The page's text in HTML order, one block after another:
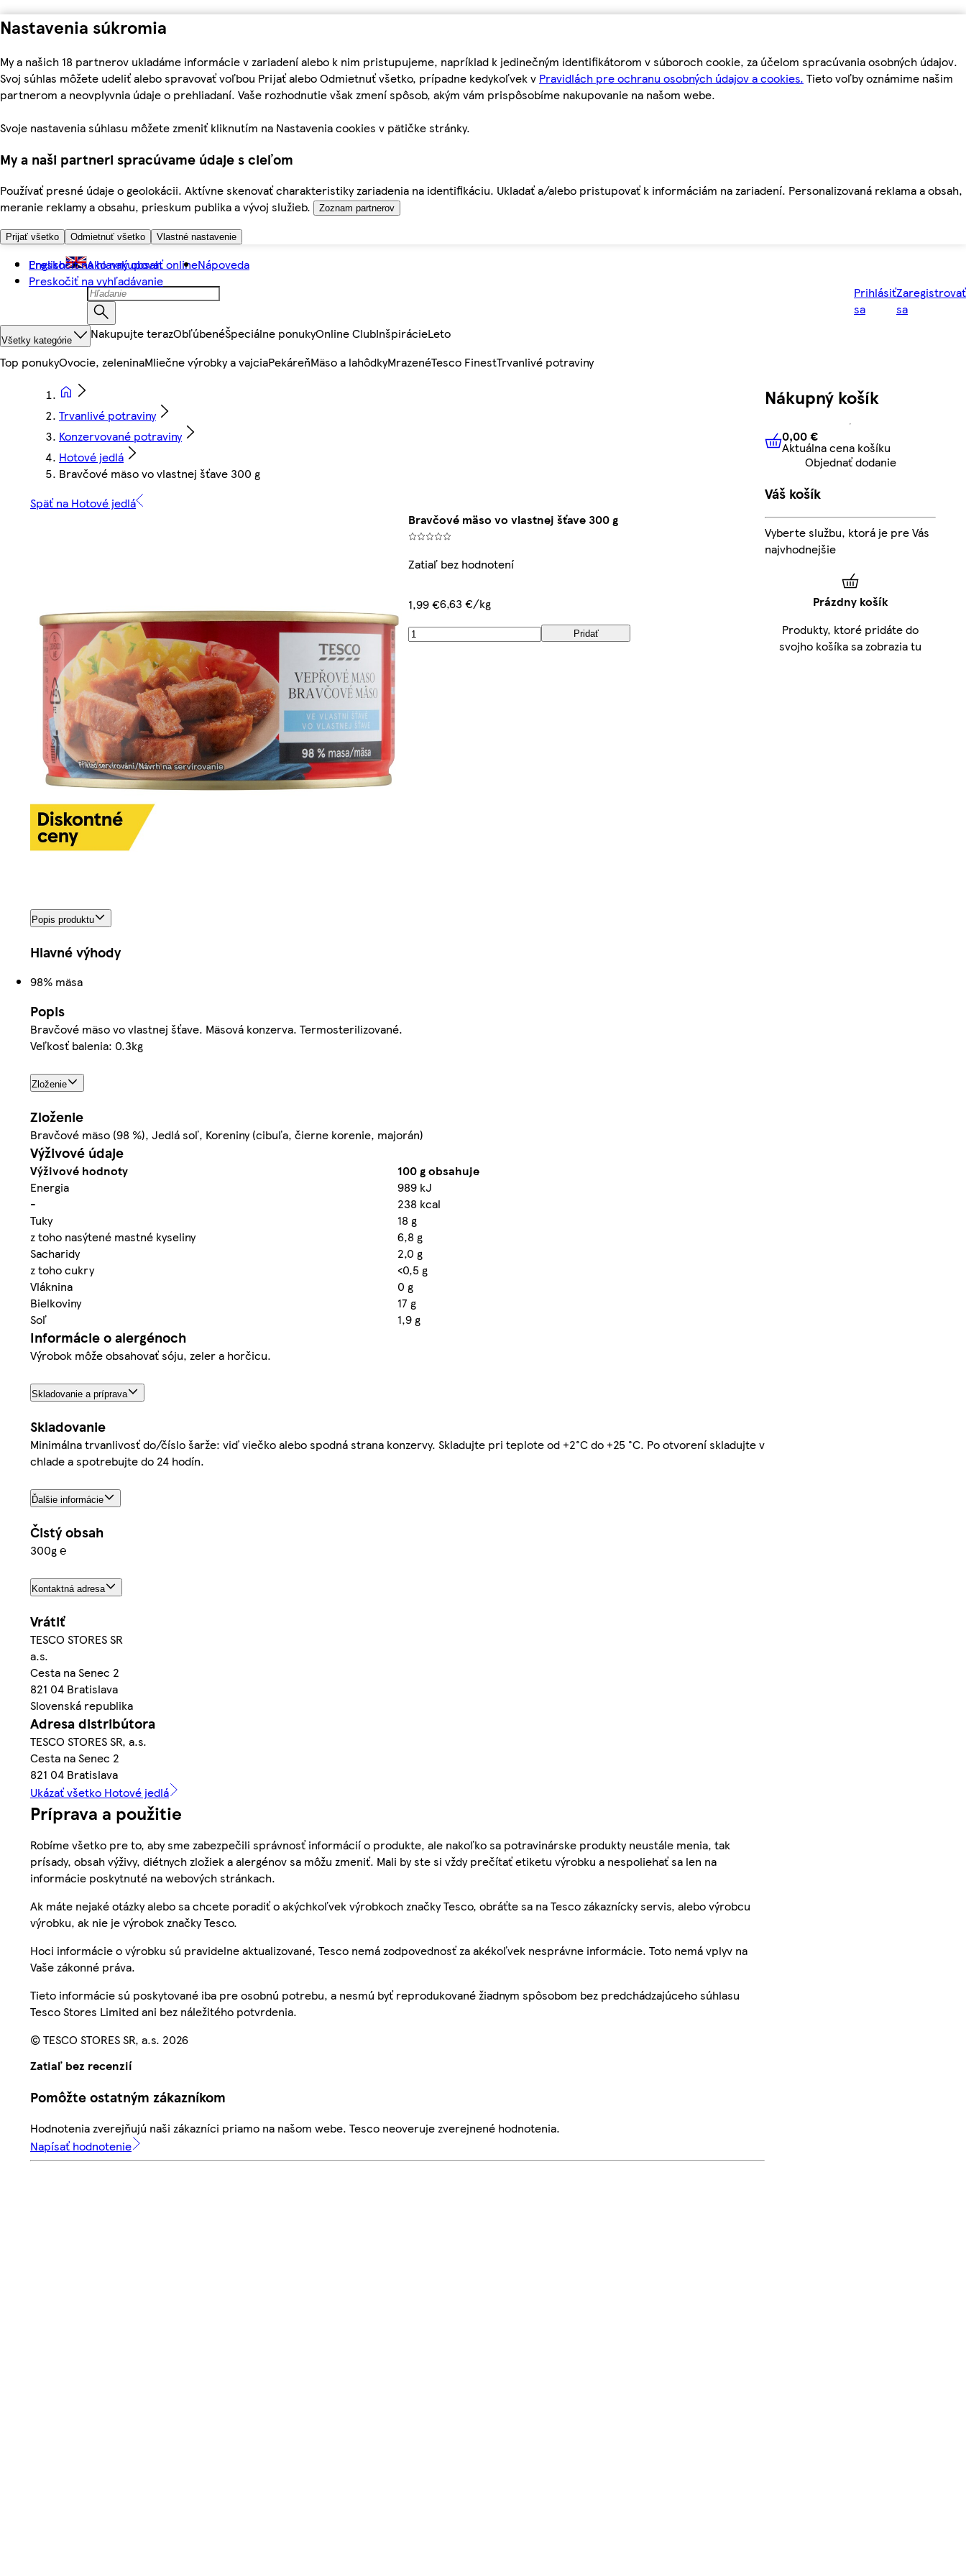
Nastavenia súkromia
My a našich 18 partnerov ukladáme informácie v zariadení alebo k nim pristupujeme, napríklad k jedinečným identifikátorom v súboroch cookie, za účelom spracúvania osobných údajov.
Svoj súhlas môžete udeliť alebo spravovať voľbou Prijať alebo Odmietnuť všetko, prípadne kedykoľvek v Pravidlách pre ochranu osobných údajov a cookies. Tieto voľby oznámime našim
partnerom a neovplyvnia údaje o prehliadaní. Vaše rozhodnutie však zmení spôsob, akým vám prispôsobíme nakupovanie na našom webe.
Svoje nastavenia súhlasu môžete zmeniť kliknutím na Nastavenia cookies v pätičke stránky.
My a naši partneri spracúvame údaje s cieľom
Používať presné údaje o geolokácii. Aktívne skenovať charakteristiky zariadenia na identifikáciu. Ukladať a/alebo pristupovať k informáciám na zariadení. Personalizovaná reklama a obsah,
meranie reklamy a obsahu, prieskum publika a vývoj služieb.
Zoznam partnerov
Prijať všetko Odmietnuť všetko Vlastné nastavenie
Preskočiť na hlavný obsah
Preskočiť na vyhľadávanie
English Ako nakupovať onlineNápoveda
Prihlásiť
sa
Zaregistrovať
sa
Všetky kategórie Nakupujte terazObľúbenéŠpeciálne ponukyOnline ClubInšpirácieLeto
Top ponukyOvocie, zeleninaMliečne výrobky a vajciaPekáreňMäso a lahôdkyMrazenéTesco FinestTrvanlivé potraviny
Trvanlivé potraviny
Konzervované potraviny
Hotové jedlá
Bravčové mäso vo vlastnej šťave 300 g
Späť na Hotové jedlá
Bravčové mäso vo vlastnej šťave 300 g
Zatiaľ bez hodnotení
1,99 €6,63 €/kg
Pridať
Popis produktu
Hlavné výhody
98% mäsa
Popis
Bravčové mäso vo vlastnej šťave. Mäsová konzerva. Termosterilizované.
Veľkosť balenia: 0.3kg
Zloženie
Zloženie
Bravčové mäso (98 %), Jedlá soľ, Koreniny (cibuľa, čierne korenie, majorán)
Výživové údaje
Výživové hodnoty
100 g obsahuje
Energia
989 kJ
-
238 kcal
Tuky
18 g
z toho nasýtené mastné kyseliny
6,8 g
Sacharidy
2,0 g
z toho cukry
<0,5 g
Vláknina
0 g
Bielkoviny
17 g
Soľ
1,9 g
Informácie o alergénoch
Výrobok môže obsahovať sóju, zeler a horčicu.
Skladovanie a príprava
Skladovanie
Minimálna trvanlivosť do/číslo šarže: viď viečko alebo spodná strana konzervy. Skladujte pri teplote od +2°C do +25 °C. Po otvorení skladujte v
chlade a spotrebujte do 24 hodín.
Ďalšie informácie
Čistý obsah
300g ℮
Kontaktná adresa
Vrátiť
TESCO STORES SR
a.s.
Cesta na Senec 2
821 04 Bratislava
Slovenská republika
Adresa distribútora
TESCO STORES SR, a.s.
Cesta na Senec 2
821 04 Bratislava
Ukázať všetko Hotové jedlá
Príprava a použitie
Robíme všetko pre to, aby sme zabezpečili správnosť informácií o produkte, ale nakoľko sa potravinárske produkty neustále menia, tak
prísady, obsah výživy, diétnych zložiek a alergénov sa môžu zmeniť. Mali by ste si vždy prečítať etiketu výrobku a nespoliehať sa len na
informácie poskytnuté na webových stránkach.
Ak máte nejaké otázky alebo sa chcete poradiť o akýchkoľvek výrobkoch značky Tesco, obráťte sa na Tesco zákaznícky servis, alebo výrobcu
výrobku, ak nie je výrobok značky Tesco.
Hoci informácie o výrobku sú pravidelne aktualizované, Tesco nemá zodpovednosť za akékoľvek nesprávne informácie. Toto nemá vplyv na
Vaše zákonné práva.
Tieto informácie sú poskytované iba pre osobnú potrebu, a nesmú byť reprodukované žiadnym spôsobom bez predchádzajúceho súhlasu
Tesco Stores Limited ani bez náležitého potvrdenia.
© TESCO STORES SR, a.s. 2026
Zatiaľ bez recenzií
Pomôžte ostatným zákazníkom
Hodnotenia zverejňujú naši zákazníci priamo na našom webe. Tesco neoveruje zverejnené hodnotenia.
Napísať hodnotenie
Nákupný košík
0,00 € Aktuálna cena košíku
0,00 €
Aktuálna cena košíku
Objednať dodanie
Váš košík
Vyberte službu, ktorá je pre Vás
najvhodnejšie
Prázdny košík
Produkty, ktoré pridáte do
svojho košíka sa zobrazia tu